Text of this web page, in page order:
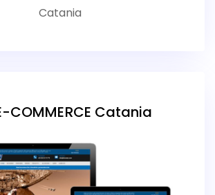
Catania
COMMERCE Catania